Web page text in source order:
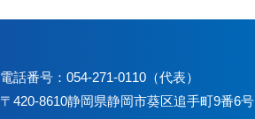
電話番号：054-271-0110（代表）
〒420-8610静岡県静岡市葵区追手町9番6号